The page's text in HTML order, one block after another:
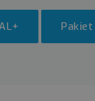
Pakiet